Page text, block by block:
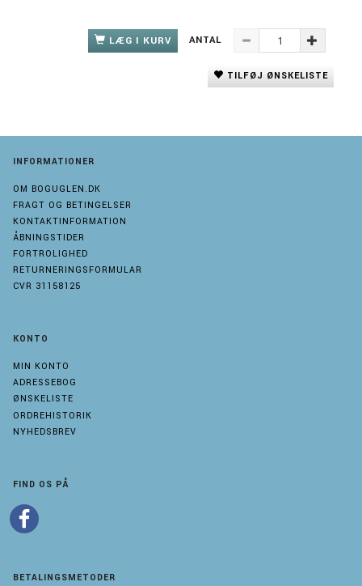
LÆG I KURV ANTAL
TILFØJ ØNSKELISTE
INFORMATIONER
OM BOGUGLEN.DK
FRAGT OG BETINGELSER
KONTAKTINFORMATION
ÅBNINGSTIDER
FORTROLIGHED
RETURNERINGSFORMULAR
CVR 31158125
KONTO
MIN KONTO
ADRESSEBOG
ØNSKELISTE
ORDREHISTORIK
NYHEDSBREV
FIND OS PÅ
BETALINGSMETODER